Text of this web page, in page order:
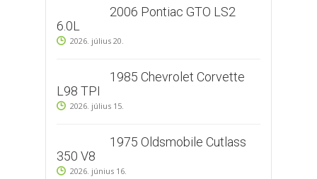
2006 Pontiac GTO LS2
6.0L
2026. július 20.
1985 Chevrolet Corvette
L98 TPI
2026. július 15.
1975 Oldsmobile Cutlass
350 V8
2026. június 16.